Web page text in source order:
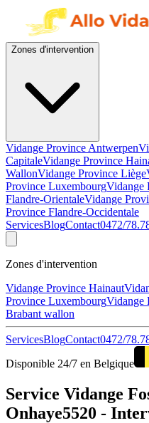
Zones d'intervention
Vidange Province Antwerpen
CapitaleVidange Province
WallonVidange Province Liège
Province LuxembourgVidange
Flandre-OrientaleVidange
Province Flandre-Occidentale
ServicesBlogContact0472/
Zones d'intervention
Vidange Province Hainaut
Province LuxembourgVidange
Brabant wallon
ServicesBlogContact0472/
Disponible 24/7 en Belgique
Service Vidange
Onhaye5520 -